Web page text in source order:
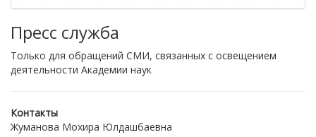
Пресс служба
Только для обращений СМИ, связанных с освещением
деятельности Академии наук
Контакты
Жуманова Мохира Юлдашбаевна